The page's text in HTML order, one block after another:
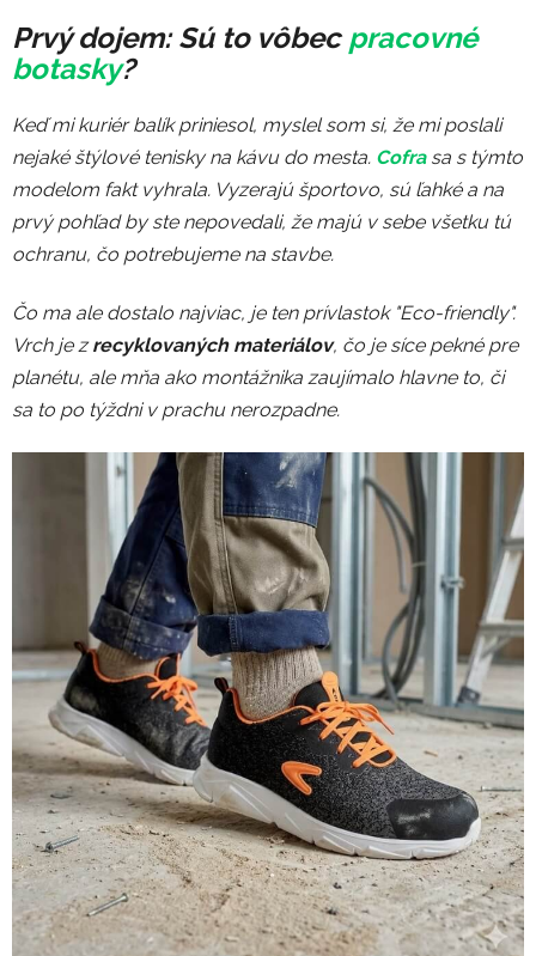
Prvý dojem: Sú to vôbecpracovné
botasky?
Keď mi kuriér balík priniesol, myslel som si, že mi poslali
nejaké štýlové tenisky na kávu do mesta. Cofrasa s týmto
modelom fakt vyhrala. Vyzerajú športovo, sú ľahké a na
prvý pohľad by ste nepovedali, že majú v sebe všetku tú
ochranu, čo potrebujeme na stavbe.
Čo ma ale dostalo najviac, je ten prívlastok "Eco-friendly".
Vrch je zrecyklovaných materiálov, čo je síce pekné pre
planétu, ale mňa ako montážnika zaujímalo hlavne to, či
sa to po týždni v prachu nerozpadne.